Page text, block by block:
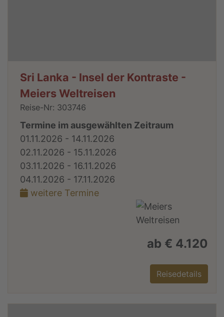
Sri Lanka - Insel der Kontraste -
Meiers Weltreisen
Reise-Nr: 303746
Termine im ausgewählten Zeitraum
01.11.2026 - 14.11.2026
02.11.2026 - 15.11.2026
03.11.2026 - 16.11.2026
04.11.2026 - 17.11.2026
weitere Termine
ab € 4.120
Reisedetails